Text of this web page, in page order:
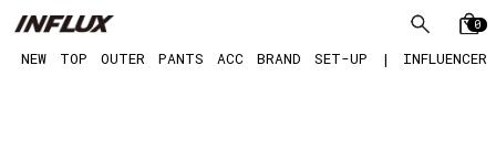
0
NEW TOP OUTER PANTS ACC BRAND SET-UP | INFLUENCER